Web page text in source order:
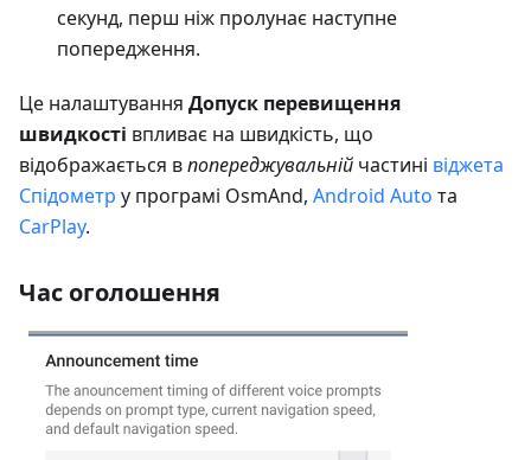
секунд, перш ніж пролунає наступне
попередження.
Це налаштування Допуск перевищення
швидкості впливає на швидкість, що
відображається впопереджувальній частині віджета
Спідометр у програмі OsmAnd, Android Auto та
CarPlay.
Час оголошення